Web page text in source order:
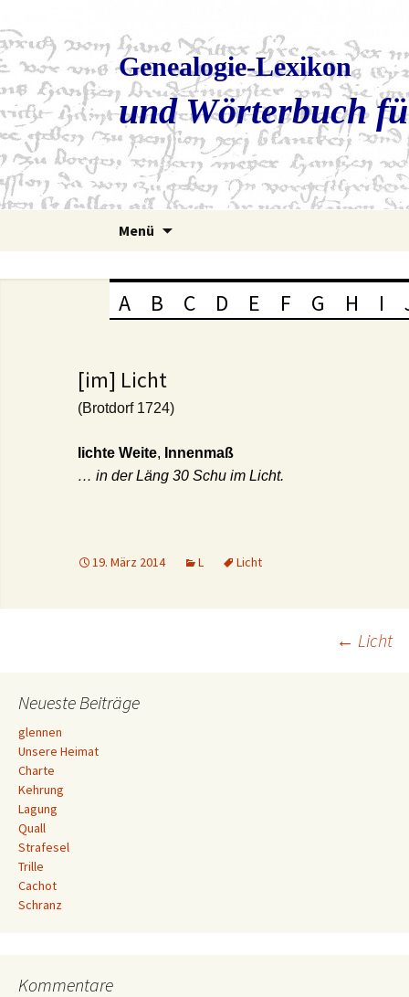
Genealogie-Lexikon
und Wörterbuch
Menü
A B C D E F G H I
[im] Licht
(Brotdorf 1724)
lichte Weite, Innenmaß
… in der Läng 30 Schu im Licht.
19. März 2014 L Licht
Navigation
← Licht
Neueste Beiträge
glennen
Unsere Heimat
Charte
Kehrung
Lagung
Quall
Strafesel
Trille
Cachot
Schranz
Kommentare